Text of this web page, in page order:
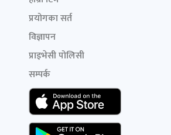
प्रयोगका सर्त
विज्ञापन
प्राइभेसी पोलिसी
सम्पर्क